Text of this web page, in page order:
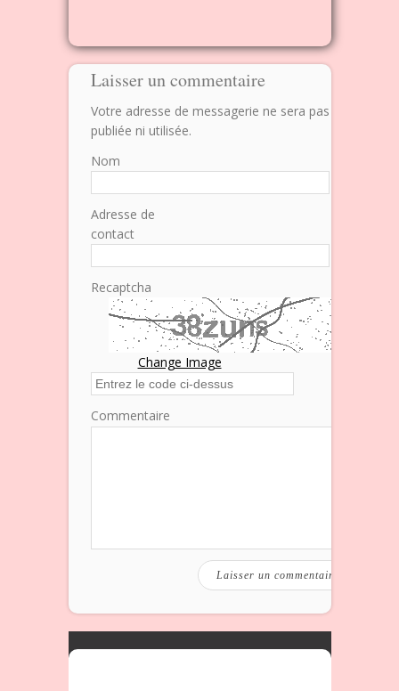
Laisser un commentaire
Votre adresse de messagerie ne sera pas
publiée ni utilisée.
Nom
Adresse de
contact
Recaptcha
Change Image
Commentaire